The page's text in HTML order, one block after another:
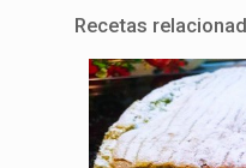
Recetas